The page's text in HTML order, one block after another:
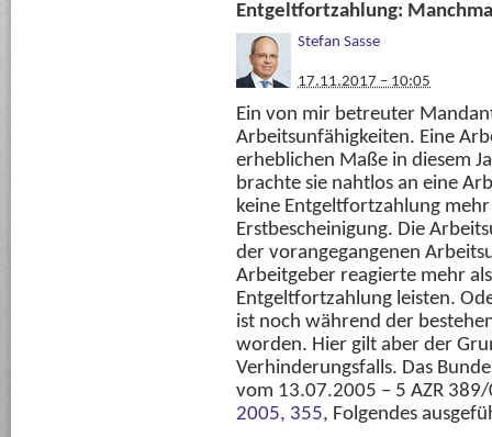
Entgeltfortzahlung:
Stefan Sasse
17.11.2017 – 10:05
Ein von mir betreuter
Arbeitsunfähigkeiten. Eine
erheblichen Maße in diesem
brachte sie nahtlos an eine
keine Entgeltfortzahlung
Erstbescheinigung. Die
der vorangegangenen
Arbeitgeber reagierte mehr
Entgeltfortzahlung leisten.
ist noch während der
worden. Hier gilt aber der
Verhinderungsfalls. Das
vom 13.07.2005 – 5 AZR
2005, 355, Folgendes